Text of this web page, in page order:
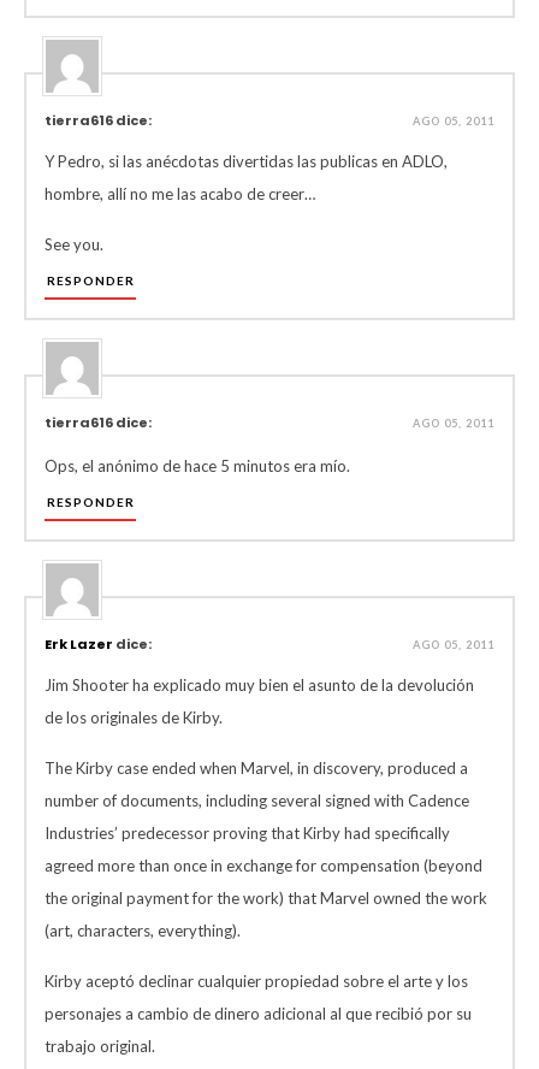
tierra616 dice: AGO 05, 2011
Y Pedro, si las anécdotas divertidas las publicas en ADLO,
hombre, allí no me las acabo de creer…
See you.
RESPONDER
tierra616 dice: AGO 05, 2011
Ops, el anónimo de hace 5 minutos era mío.
RESPONDER
Erk Lazer dice: AGO 05, 2011
Jim Shooter ha explicado muy bien el asunto de la devolución
de los originales de Kirby.
The Kirby case ended when Marvel, in discovery, produced a
number of documents, including several signed with Cadence
Industries’ predecessor proving that Kirby had specifically
agreed more than once in exchange for compensation (beyond
the original payment for the work) that Marvel owned the work
(art, characters, everything).
Kirby aceptó declinar cualquier propiedad sobre el arte y los
personajes a cambio de dinero adicional al que recibió por su
trabajo original.